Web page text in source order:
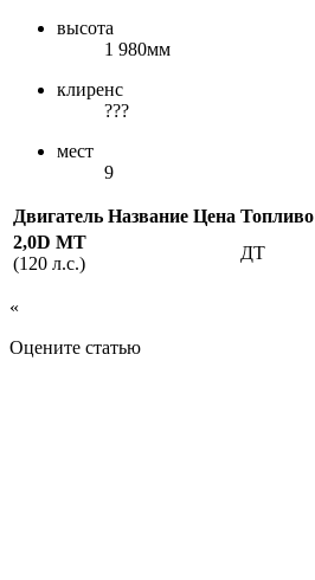
высота
1 980мм
клиренс
???
мест
9
Двигатель Название Цена Топливо
2,0D MT
(120 л.с.)
ДТ
«
Оцените статью